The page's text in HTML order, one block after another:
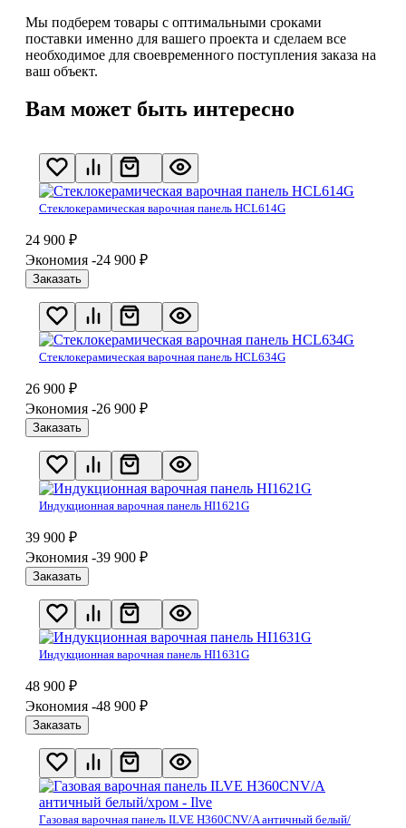
Мы подберем товары с оптимальными сроками
поставки именно для вашего проекта и сделаем все
необходимое для своевременного поступления заказа на
ваш объект.
Вам может быть интересно
Стеклокерамическая варочная панель HCL614G
24 900 ₽
Экономия -24 900 ₽
Заказать
Стеклокерамическая варочная панель HCL634G
26 900 ₽
Экономия -26 900 ₽
Заказать
Индукционная варочная панель HI1621G
39 900 ₽
Экономия -39 900 ₽
Заказать
Индукционная варочная панель HI1631G
48 900 ₽
Экономия -48 900 ₽
Заказать
Газовая варочная панель ILVE H360CNV/A античный белый/